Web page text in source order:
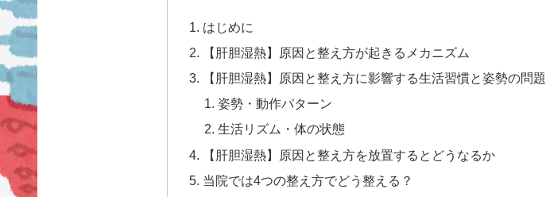
はじめに
【肝胆湿熱】原因と整え方が起きるメカニズム
【肝胆湿熱】原因と整え方に影響する生活習慣と姿勢の問題
姿勢・動作パターン
生活リズム・体の状態
【肝胆湿熱】原因と整え方を放置するとどうなるか
当院では4つの整え方でどう整える？